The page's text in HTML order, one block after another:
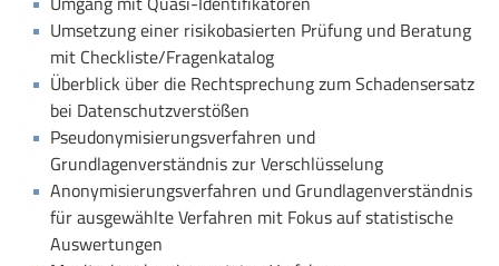
Umsetzung einer risikobasierten Prüfung und Beratung
mit Checkliste/Fragenkatalog
Überblick über die Rechtsprechung zum Schadensersatz
bei Datenschutzverstößen
Pseudonymisierungsverfahren und
Grundlagenverständnis zur Verschlüsselung
Anonymisierungsverfahren und Grundlagenverständnis
für ausgewählte Verfahren mit Fokus auf statistische
Auswertungen